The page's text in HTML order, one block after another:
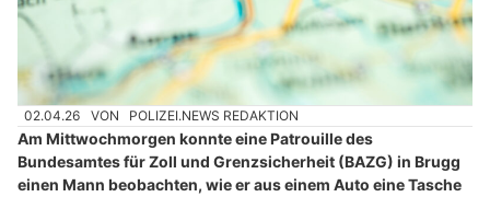
02.04.26 VON POLIZEI.NEWS REDAKTION
Am Mittwochmorgen konnte eine Patrouille des
Bundesamtes für Zoll und Grenzsicherheit (BAZG) in Brugg
einen Mann beobachten, wie er aus einem Auto eine Tasche